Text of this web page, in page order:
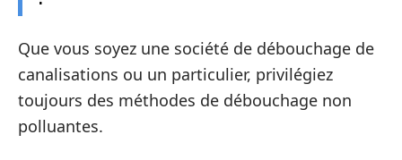
Que vous soyez une société de débouchage de
canalisations ou un particulier, privilégiez
toujours des méthodes de débouchage non
polluantes.